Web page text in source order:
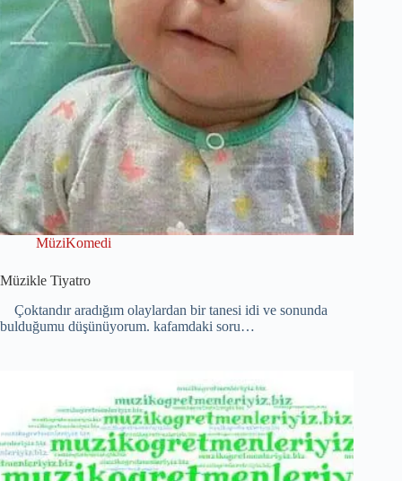
MüziKomedi
Müzikle Tiyatro
Çoktandır aradığım olaylardan bir tanesi idi ve sonunda
bulduğumu düşünüyorum. kafamdaki soru…